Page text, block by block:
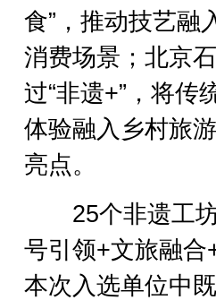
食”，推动技艺融
消费场景；北京
过“非遗+”，将传
体验融入乡村旅
亮点。
25个非遗工坊
号引领+文旅融合
本次入选单位中